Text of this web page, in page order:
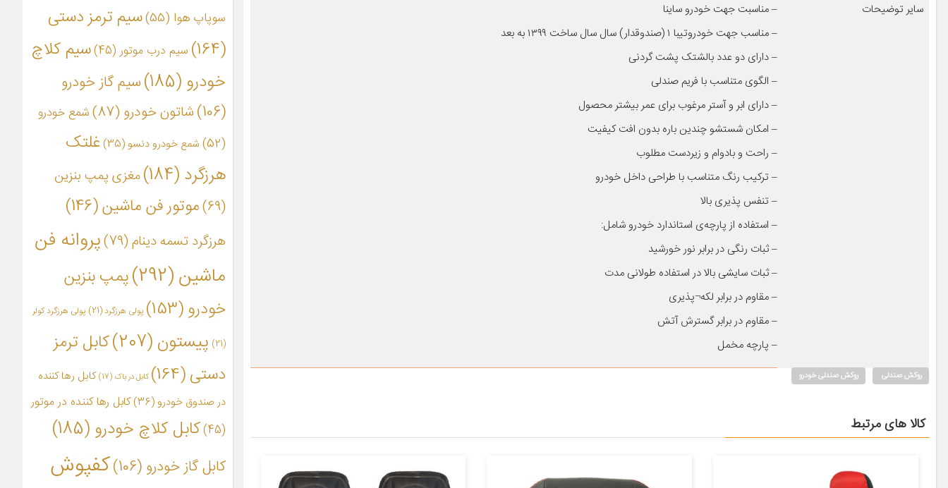
سایر توضیحات
– مناسبت جهت خودرو ساینا
– مناسب جهت خودروتیبا ۱ (صندوقدار) سال سال ساخت ۱۳۹۹ به بعد
– دارای دو عدد بالشتک پشت گردنی
– الگوی متناسب با فریم صندلی
– دارای ابر و آستر مرغوب برای عمر بیشتر محصول
– امکان شستشو چندین باره بدون افت کیفیت
– راحت و بادوام و زیردست مطلوب
– ترکیب رنگ متناسب با طراحی داخل خودرو
– تنفس پذیری بالا
– استفاده از پارچه‌ی استاندارد خودرو شامل:
– ثبات رنگی در برابر نور خورشید
– ثبات سایشی بالا در استفاده طولانی مدت
– مقاوم در برابر لکه¬پذیری
– مقاوم در برابر گسترش آتش
– پارچه مخمل
روکش صندلی روکش صندلی خودرو
کالا های مرتبط
سوپاپ هوا (55)
سیم ترمز دستی
(164)
سیم درب موتور(45)
سیم کلاچ
خودرو (185)
سیم گاز خودرو
(106)
شاتون خودرو (87)
شمع خودرو
(52)
شمع خودرو دنسو (35)
غلتک
هرزگرد (184)
مغزی پمپ بنزین
(69)
موتور فن ماشین(146)
هرزگرد تسمه دینام(79)
پروانه فن
ماشین(292)
پمپ بنزین
خودرو(153) پولی هرزگرد(21) پولی هرزگرد کولر
(21) پیستون (207)
کابل ترمز
دستی(164) کابل در باک (17)
کابل رها کننده
در صندوق خودرو (36)
کابل رها کننده در موتور
(45)
کابل کلاچ خودرو (185)
کابل گاز خودرو (106)
کفپوش